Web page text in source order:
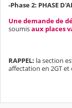
-Phase 2: PHASE
Une demande de
soumisaux places
RAPPEL: la section
affectation en 2GT